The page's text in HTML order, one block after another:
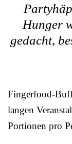
Hunger
gedacht,
Fingerfood-
langen
Portionen pro